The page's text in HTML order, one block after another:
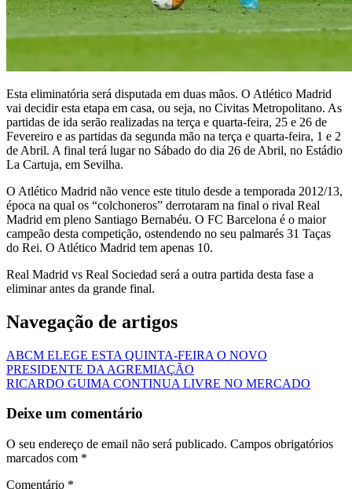
Esta eliminatória será disputada em duas mãos. O Atlético Madrid
vai decidir esta etapa em casa, ou seja, no Civitas Metropolitano. As
partidas de ida serão realizadas na terça e quarta-feira, 25 e 26 de
Fevereiro e as partidas da segunda mão na terça e quarta-feira, 1 e 2
de Abril. A final terá lugar no Sábado do dia 26 de Abril, no Estádio
La Cartuja, em Sevilha.
O Atlético Madrid não vence este titulo desde a temporada 2012/13,
época na qual os “colchoneros” derrotaram na final o rival Real
Madrid em pleno Santiago Bernabéu. O FC Barcelona é o maior
campeão desta competição, ostendendo no seu palmarés 31 Taças
do Rei. O Atlético Madrid tem apenas 10.
Real Madrid vs Real Sociedad será a outra partida desta fase a
eliminar antes da grande final.
Navegação de artigos
ABCM ELEGE ESTA QUINTA-FEIRA O NOVO
PRESIDENTE DA AGREMIAÇÃO
RICARDO GUIMA CONTINUA LIVRE NO MERCADO
Deixe um comentário
O seu endereço de email não será publicado. Campos obrigatórios
marcados com *
Comentário *